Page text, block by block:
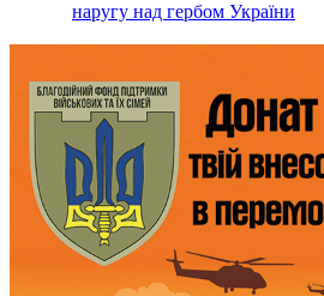
наругу над гербом України